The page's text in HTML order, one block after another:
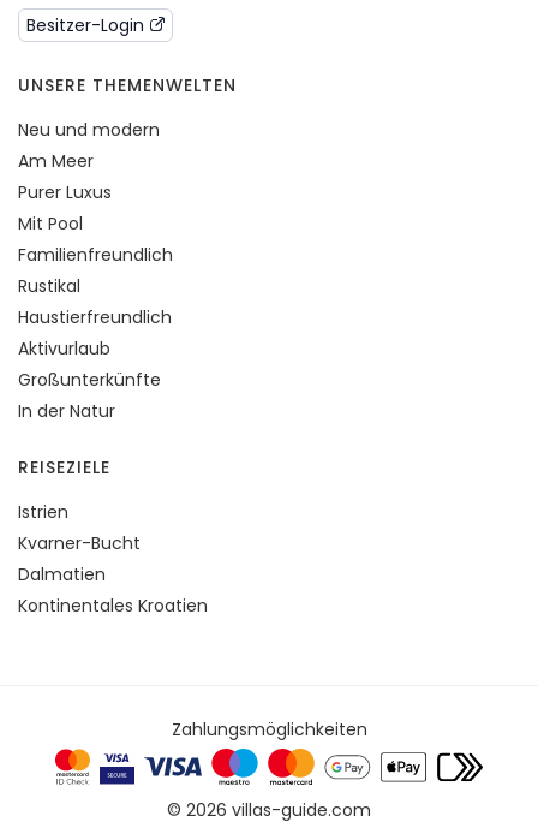
Besitzer-Login
UNSERE THEMENWELTEN
Neu und modern
Am Meer
Purer Luxus
Mit Pool
Familienfreundlich
Rustikal
Haustierfreundlich
Aktivurlaub
Großunterkünfte
In der Natur
REISEZIELE
Istrien
Kvarner-Bucht
Dalmatien
Kontinentales Kroatien
Zahlungsmöglichkeiten
© 2026 villas-guide.com